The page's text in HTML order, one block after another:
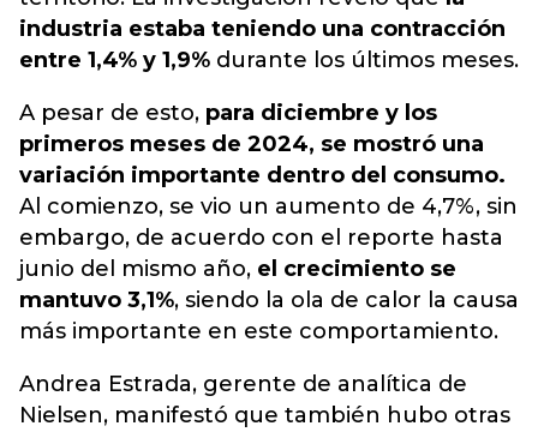
industria estaba teniendo una contracción
entre 1,4% y 1,9% durante los últimos meses.
A pesar de esto, para diciembre y los
primeros meses de 2024, se mostró una
variación importante dentro del consumo.
Al comienzo, se vio un aumento de 4,7%, sin
embargo, de acuerdo con el reporte hasta
junio del mismo año, el crecimiento se
mantuvo 3,1%, siendo la ola de calor la causa
más importante en este comportamiento.
Andrea Estrada, gerente de analítica de
Nielsen, manifestó que también hubo otras